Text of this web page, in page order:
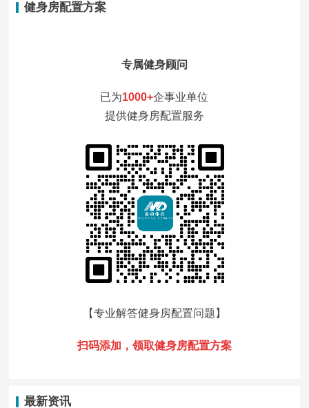
健身房配置方案
专属健身顾问
已为1000+企事业单位
提供健身房配置服务
【专业解答健身房配置问题 】
扫码添加，领取健身房配置方案
最新资讯